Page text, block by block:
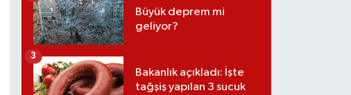
Büyük deprem mi
geliyor?
Bakanlık açıkladı: İşte
tağşiş yapılan 3 sucuk
3